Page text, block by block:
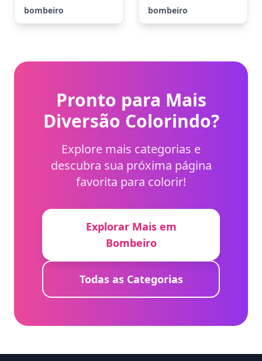
bombeiro
bombeiro
Pronto para Mais
Diversão Colorindo?
Explore mais categorias e
descubra sua próxima página
favorita para colorir!
Explorar Mais em
Bombeiro
Todas as Categorias